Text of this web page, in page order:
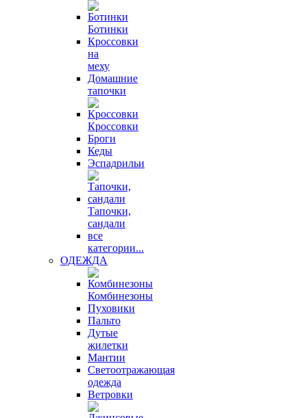
Ботинки
Кроссовки
на
меху
Домашние
тапочки
Кроссовки
Броги
Кеды
Эспадрильи
Тапочки,
сандали
все
категории...
ОДЕЖДА
Комбинезоны
Пуховики
Пальто
Дутые
жилетки
Мантии
Светоотражающая
одежда
Ветровки